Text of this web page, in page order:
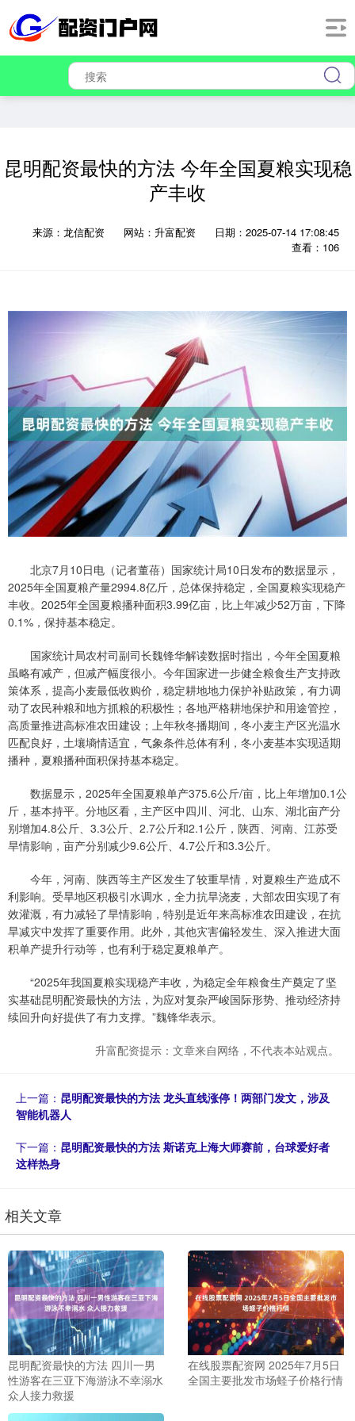
昆明配资最快的方法 今年全国夏粮实现稳
产丰收
来源：龙信配资 网站：升富配资
日期：2025-07-14 17:08:45
查看：106
北京7月10日电（记者董蓓）国家统计局10日发布的数据显示，
2025年全国夏粮产量2994.8亿斤，总体保持稳定，全国夏粮实现稳产
丰收。2025年全国夏粮播种面积3.99亿亩，比上年减少52万亩，下降
0.1%，保持基本稳定。
国家统计局农村司副司长魏锋华解读数据时指出，今年全国夏粮
虽略有减产，但减产幅度很小。今年国家进一步健全粮食生产支持政
策体系，提高小麦最低收购价，稳定耕地地力保护补贴政策，有力调
动了农民种粮和地方抓粮的积极性；各地严格耕地保护和用途管控，
高质量推进高标准农田建设；上年秋冬播期间，冬小麦主产区光温水
匹配良好，土壤墒情适宜，气象条件总体有利，冬小麦基本实现适期
播种，夏粮播种面积保持基本稳定。
数据显示，2025年全国夏粮单产375.6公斤/亩，比上年增加0.1公
斤，基本持平。分地区看，主产区中四川、河北、山东、湖北亩产分
别增加4.8公斤、3.3公斤、2.7公斤和2.1公斤，陕西、河南、江苏受
旱情影响，亩产分别减少9.6公斤、4.7公斤和3.3公斤。
今年，河南、陕西等主产区发生了较重旱情，对夏粮生产造成不
利影响。受旱地区积极引水调水，全力抗旱浇麦，大部农田实现了有
效灌溉，有力减轻了旱情影响，特别是近年来高标准农田建设，在抗
旱减灾中发挥了重要作用。此外，其他灾害偏轻发生、深入推进大面
积单产提升行动等，也有利于稳定夏粮单产。
“2025年我国夏粮实现稳产丰收，为稳定全年粮食生产奠定了坚
实基础昆明配资最快的方法，为应对复杂严峻国际形势、推动经济持
续回升向好提供了有力支撑。”魏锋华表示。
升富配资提示：文章来自网络，不代表本站观点。
上一篇： 昆明配资最快的方法 龙头直线涨停！两部门发文，涉及
智能机器人
下一篇： 昆明配资最快的方法 斯诺克上海大师赛前，台球爱好者
这样热身
相关文章
昆明配资最快的方法 四川一男
性游客在三亚下海游泳不幸溺水
众人接力救援
在线股票配资网 2025年7月5日
全国主要批发市场蛏子价格行情